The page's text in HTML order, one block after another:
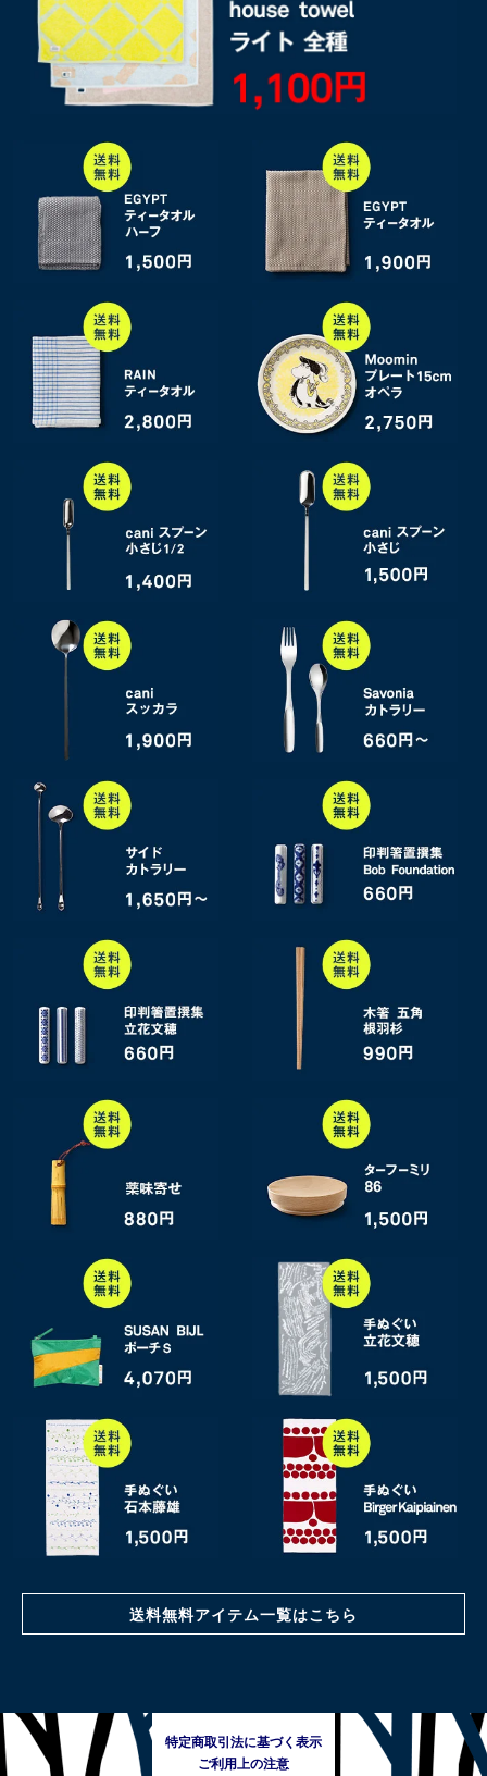
送料無料アイテム一覧はこちら
特定商取引法に基づく表示
ご利用上の注意